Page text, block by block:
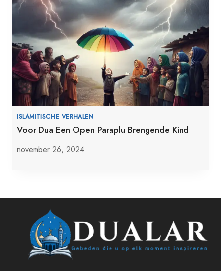
ISLAMITISCHE VERHALEN
Voor Dua Een Open Paraplu Brengende Kind
november 26, 2024